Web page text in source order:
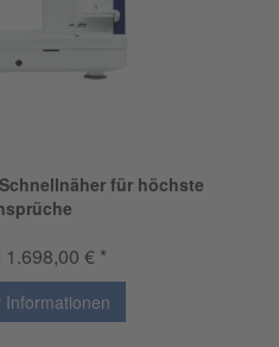
für höchste
1.698,00 € *
Informationen